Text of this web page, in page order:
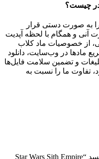
در چیست؟
به صورت دستی قرار
آنی و همگام با لحظه آپدیت
از خصوصیات ماد کلاب
مادها در وب‌سایت، دانلود
و تضمین سلامت فایل‌ها
تفاوت ما را نسبت به
اولین کسی باشید که دیدگاهی می نویسد “Star Wars Sith Empire